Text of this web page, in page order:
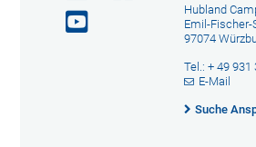
Hubland
Emil-Fischer-
97074
Tel.: + 49 931
E-Mail
Suche